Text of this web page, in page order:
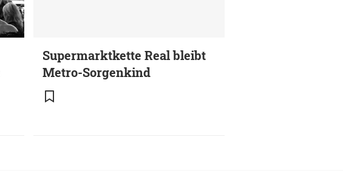
Supermarktkette Real bleibt
Metro-Sorgenkind